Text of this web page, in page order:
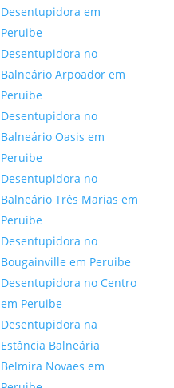
Desentupidora em
Peruibe
Desentupidora no
Balneário Arpoador em
Peruibe
Desentupidora no
Balneário Oasis em
Peruibe
Desentupidora no
Balneário Três Marias em
Peruibe
Desentupidora no
Bougainville em Peruibe
Desentupidora no Centro
em Peruibe
Desentupidora na
Estância Balneária
Belmira Novaes em